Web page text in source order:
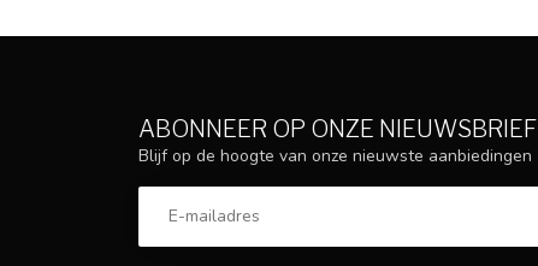
ABONNEER OP ONZE NIEUWSBRIEF
Blijf op de hoogte van onze nieuwste aanbiedingen